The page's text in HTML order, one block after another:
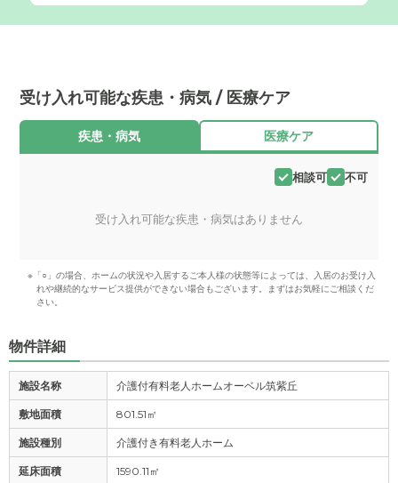
受け入れ可能な疾患・病気 / 医療ケア
疾患・病気 医療ケア
相談可 不可
受け入れ可能な疾患・病気はありません
※「○」の場合、ホームの状況や入居するご本人様の状態等によっては、入居のお受け入
れや継続的なサービス提供ができない場合もございます。まずはお気軽にご相談くだ
さい。
物件詳細
施設名称 介護付有料老人ホームオーベル筑紫丘
敷地面積 801.51㎡
施設種別 介護付き有料老人ホーム
延床面積 1590.11㎡